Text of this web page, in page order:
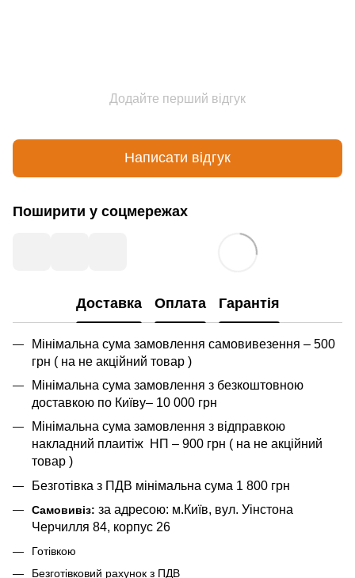
Додайте перший відгук
Написати відгук
Поширити у соцмережах
Доставка Оплата Гарантія
Мінімальна сума замовлення самовивезення – 500
грн ( на не акційний товар )
Мінімальна сума замовлення з безкоштовною
доставкою по Київу– 10 000 грн
Мінімальна сума замовлення з відправкою
накладний плаитіж НП – 900 грн ( на не акційний
товар )
Безготівка з ПДВ мінімальна сума 1 800 грн
Самовивіз: за адресою: м.Київ, вул. Уінстона
Черчилля 84, корпус 26
Готівкою
Безготівковий рахунок з ПДВ